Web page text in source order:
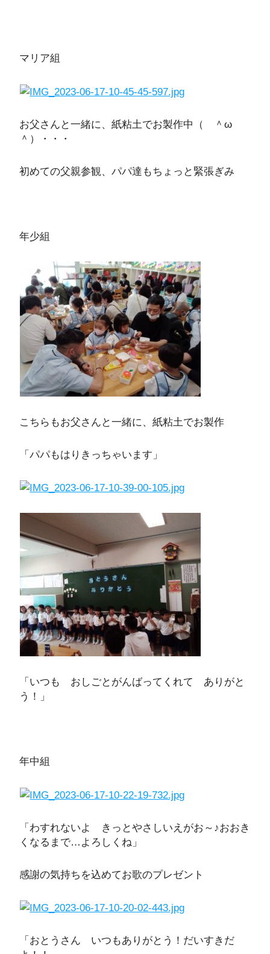
マリア組
お父さんと一緒に、紙粘土でお製作中（ ＾ω
＾）・・・
初めての父親参観、パパ達もちょっと緊張ぎみ
年少組
こちらもお父さんと一緒に、紙粘土でお製作
「パパもはりきっちゃいます」
「いつも おしごとがんばってくれて ありがと
う！」
年中組
「わすれないよ きっとやさしいえがお～♪おおき
くなるまで…よろしくね」
感謝の気持ちを込めてお歌のプレゼント
「おとうさん いつもありがとう！だいすきだ